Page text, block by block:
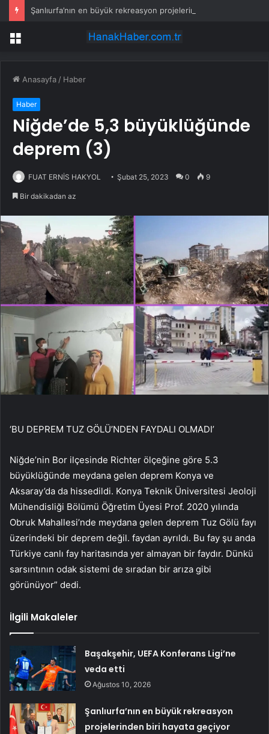
Menü
Anasayfa / Haber
Haber
Niğde’de 5,3 büyüklüğünde
deprem (3)
FUAT ERNİS HAKYOL Şubat 25, 2023 0 9
Bir dakikadan az
‘BU DEPREM TUZ GÖLÜ’NDEN FAYDALI OLMADI’
Niğde’nin Bor ilçesinde Richter ölçeğine göre 5.3
büyüklüğünde meydana gelen deprem Konya ve
Aksaray’da da hissedildi. Konya Teknik Üniversitesi Jeoloji
Mühendisliği Bölümü Öğretim Üyesi Prof. 2020 yılında
Obruk Mahallesi’nde meydana gelen deprem Tuz Gölü fayı
üzerindeki bir deprem değil. faydan ayrıldı. Bu fay şu anda
Türkiye canlı fay haritasında yer almayan bir faydır. Dünkü
sarsıntının odak sistemi de sıradan bir arıza gibi
görünüyor” dedi.
İlgili Makaleler
Başakşehir, UEFA Konferans Ligi’ne
veda etti
Ağustos 10, 2026
Şanlıurfa’nın en büyük rekreasyon
projelerinden biri hayata geçiyor